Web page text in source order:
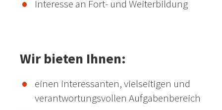
Interesse an Fort- und Weiterbildung
Wir bieten Ihnen:
einen interessanten, vielseitigen und
verantwortungsvollen Aufgabenbereich